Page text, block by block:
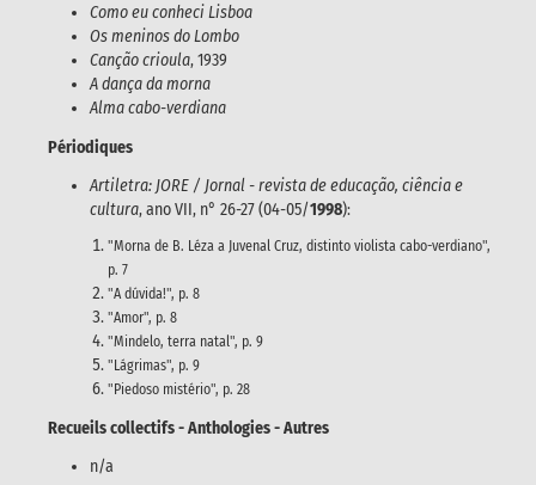
Como eu conheci Lisboa
Os meninos do Lombo
Canção crioula, 1939
A dança da morna
Alma cabo-verdiana
Périodiques
Artiletra: JORE / Jornal - revista de educação, ciência e
cultura, ano VII, n° 26-27 (04-05/1998):
"Morna de B. Léza a Juvenal Cruz, distinto violista cabo-verdiano",
p. 7
"A dúvida!", p. 8
"Amor", p. 8
"Mindelo, terra natal", p. 9
"Lágrimas", p. 9
"Piedoso mistério", p. 28
Recueils collectifs - Anthologies - Autres
n/a